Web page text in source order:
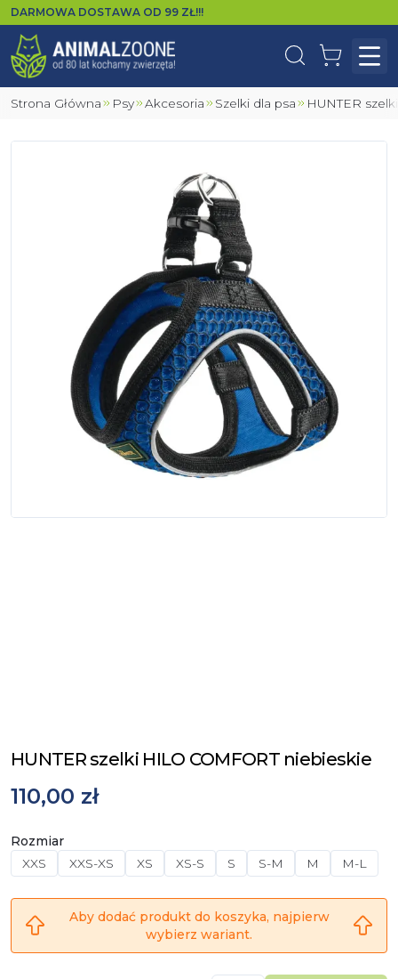
DARMOWA DOSTAWA OD 99 ZŁ!!!
WyszukajKoszyk
Strona Główna Psy Akcesoria Szelki dla psa HUNTER
HUNTER szelki HILO COMFORT niebieskie
110,00 zł
Rozmiar
XXS
XXS-XS XS XS-S S S-M M M-L
Aby dodać produkt do koszyka, najpierw
wybierz wariant.